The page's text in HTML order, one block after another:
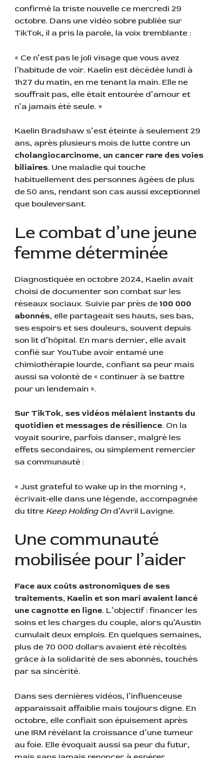
confirmé la triste nouvelle ce mercredi 29
octobre. Dans une vidéo sobre publiée sur
TikTok, il a pris la parole, la voix tremblante :
« Ce n’est pas le joli visage que vous avez
l’habitude de voir. Kaelin est décédée lundi à
1h27 du matin, en me tenant la main. Elle ne
souffrait pas, elle était entourée d’amour et
n’a jamais été seule. »
Kaelin Bradshaw s’est éteinte à seulement 29
ans, après plusieurs mois de lutte contre un
cholangiocarcinome, un cancer rare des voies
biliaires. Une maladie qui touche
habituellement des personnes âgées de plus
de 50 ans, rendant son cas aussi exceptionnel
que bouleversant.
Le combat d’une jeune
femme déterminée
Diagnostiquée en octobre 2024, Kaelin avait
choisi de documenter son combat sur les
réseaux sociaux. Suivie par près de100 000
abonnés, elle partageait ses hauts, ses bas,
ses espoirs et ses douleurs, souvent depuis
son lit d’hôpital. En mars dernier, elle avait
confié sur YouTube avoir entamé une
chimiothérapie lourde, confiant sa peur mais
aussi sa volonté de « continuer à se battre
pour un lendemain ».
Sur TikTok, ses vidéos mêlaient instants du
quotidien et messages de résilience. On la
voyait sourire, parfois danser, malgré les
effets secondaires, ou simplement remercier
sa communauté :
« Just grateful to wake up in the morning »,
écrivait-elle dans une légende, accompagnée
du titre Keep Holding Ond’Avril Lavigne.
Une communauté
mobilisée pour l’aider
Face aux coûts astronomiques de ses
traitements, Kaelin et son mari avaient lancé
une cagnotte en ligne. L’objectif : financer les
soins et les charges du couple, alors qu’Austin
cumulait deux emplois. En quelques semaines,
plus de 70 000 dollars avaient été récoltés
grâce à la solidarité de ses abonnés, touchés
par sa sincérité.
Dans ses dernières vidéos, l’influenceuse
apparaissait affaiblie mais toujours digne. En
octobre, elle confiait son épuisement après
une IRM révélant la croissance d’une tumeur
au foie. Elle évoquait aussi sa peur du futur,